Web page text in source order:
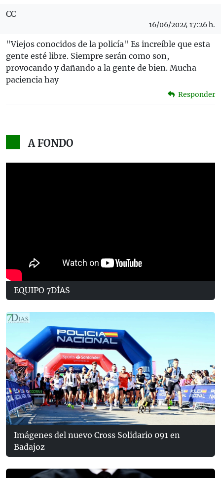
CC
16/06/2024 17:26 h.
"Viejos conocidos de la policía" Es increíble que esta
gente esté libre. Siempre serán como son,
provocando y dañando a la gente de bien. Mucha
paciencia hay
Responder
A FONDO
EQUIPO 7DÍAS
Imágenes del nuevo Cross Solidario 091 en
Badajoz